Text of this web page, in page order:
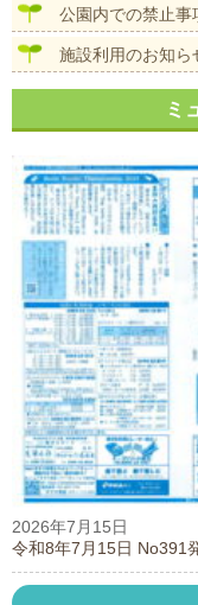
公園内での禁止事
施設利用のお知ら
ミ
2026年7月15日
令和8年7月15日 No391